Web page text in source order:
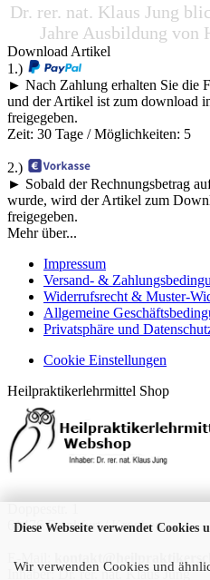
Diese Webseite verwendet Cookies
Wir verwenden Cookies und
Dr. rer. nat. Klaus Jung
Jahre Ausbildung von
Download Artikel
1.)
► Nach Zahlung erhalten Sie die
und der Artikel ist zum download
freigegeben.
Zeit: 30 Tage / Möglichkeiten: 5
2.)
► Sobald der Rechnungsbetrag
wurde, wird der Artikel zum
freigegeben.
Mehr über...
Impressum
Versand- &
Widerrufsrecht & Muster-
Allgemeine
Privatsphäre und
Cookie Einstellungen
Heilpraktikerlehrmittel Shop
61476 Frankfurt / Kronberg
Inhaber: Dr. rer. nat. Klaus Jung